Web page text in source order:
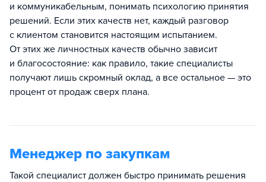
и коммуникабельным, понимать психологию принятия
решений. Если этих качеств нет, каждый разговор
с клиентом становится настоящим испытанием.
От этих же личностных качеств обычно зависит
и благосостояние: как правило, такие специалисты
получают лишь скромный оклад, а все остальное — это
процент от продаж сверх плана.
Менеджер по закупкам
Такой специалист должен быстро принимать решения